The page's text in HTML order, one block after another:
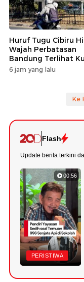
Huruf Tugu Cibiru
Wajah Perbatasan
Bandung Terlihat
6 jam yang lalu
Ke
Flash
Update berita terkini
00:56
PERISTIWA